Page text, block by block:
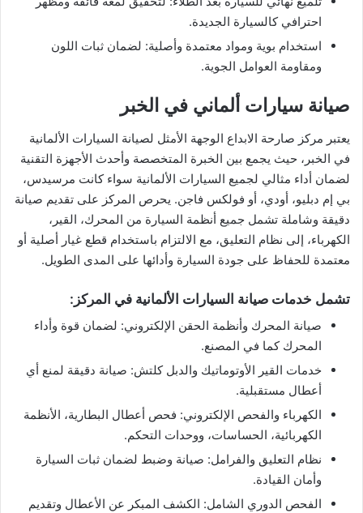
احترافي كالسيارة الجديدة.
استخدام بوية ومواد معتمدة وأصلية: لضمان ثبات اللون
ومقاومة العوامل الجوية.
صيانة سيارات ألماني في الخبر
يعتبر مركز صارحة الابداع الوجهة الأمثل لصيانة السيارات الألمانية
في الخبر، حيث يجمع بين الخبرة المتخصصة وأحدث الأجهزة التقنية
لضمان أداء مثالي لجميع السيارات الألمانية سواء كانت مرسيدس،
بي إم دبليو، أودي، أو فولكس فاجن. يحرص المركز على تقديم صيانة
دقيقة وشاملة تشمل جميع أنظمة السيارة من المحرك، القير،
الكهرباء، إلى نظام التعليق، مع الالتزام باستخدام قطع غيار أصلية أو
معتمدة للحفاظ على جودة السيارة وأدائها على المدى الطويل.
تشمل خدمات صيانة السيارات الألمانية في المركز:
صيانة المحرك وأنظمة الحقن الإلكتروني: لضمان قوة وأداء
المحرك كما في المصنع.
خدمات القير الأوتوماتيك والدبل كلتش: صيانة دقيقة لمنع أي
أعطال مستقبلية.
الكهرباء والفحص الإلكتروني: فحص أعطال البطارية، الأنظمة
الكهربائية، الحساسات، ووحدات التحكم.
نظام التعليق والفرامل: صيانة وضبط لضمان ثبات السيارة
وأمان القيادة.
الفحص الدوري الشامل: الكشف المبكر عن الأعطال وتقديم